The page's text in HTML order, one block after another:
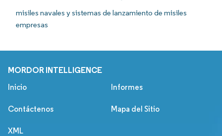
misiles navales y sistemas de lanzamiento de misiles
empresas
MORDOR INTELLIGENCE
Inicio Informes
Contáctenos Mapa del Sitio
XML